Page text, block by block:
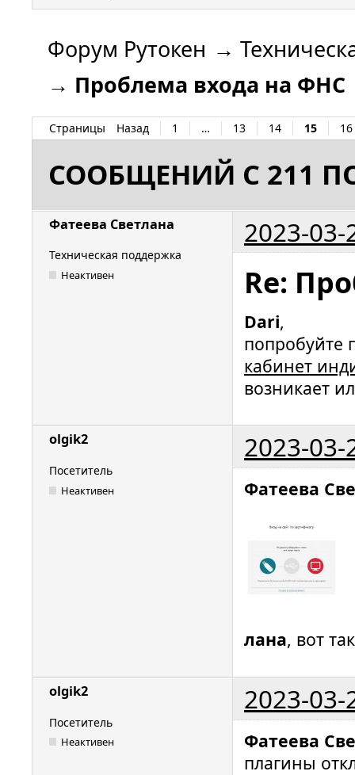
Форум Рутокен →
→ Проблема входа на ФНС
Страницы Назад 1 … 13 14 15 16
СООБЩЕНИЙ С 211
Фатеева Светлана 2023-03-
Техническая поддержка
Неактивен Re:
Dari,
попробуйте
кабинет
возникает
olgik2 2023-03-
Посетитель
Неактивен Фатеева
лана, вот
olgik2 2023-03-
Посетитель
Неактивен
Фатеева
плагины